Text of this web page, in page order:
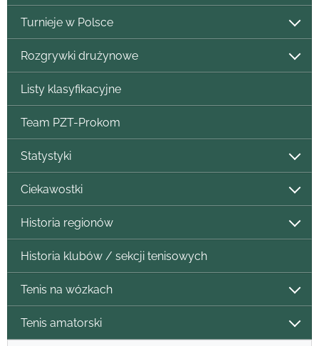
Turnieje w Polsce
Rozgrywki drużynowe
Listy klasyfikacyjne
Team PZT-Prokom
Statystyki
Ciekawostki
Historia regionów
Historia klubów / sekcji tenisowych
Tenis na wózkach
Tenis amatorski